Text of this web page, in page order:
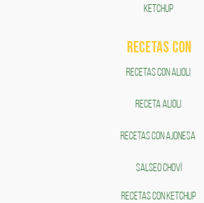
KETCHUP
RECETAS COn
RECETAS CON ALIOLI
RECETA ALIOLI
RECETAS CON AJONESA
SALSEO CHOVÍ
RECETAS CON KETCHUP